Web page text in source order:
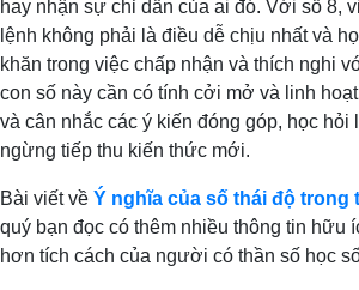
hay nhận sự chỉ dẫn của ai đó. Với số 8,
lệnh không phải là điều dễ chịu nhất và
khăn trong việc chấp nhận và thích nghi
con số này cần có tính cởi mở và linh
và cân nhắc các ý kiến đóng góp, học hỏi
ngừng tiếp thu kiến thức mới.
Bài viết về Ý nghĩa của số thái độ trong
quý bạn đọc có thêm nhiều thông tin hữu
hơn tích cách của người có thần số học